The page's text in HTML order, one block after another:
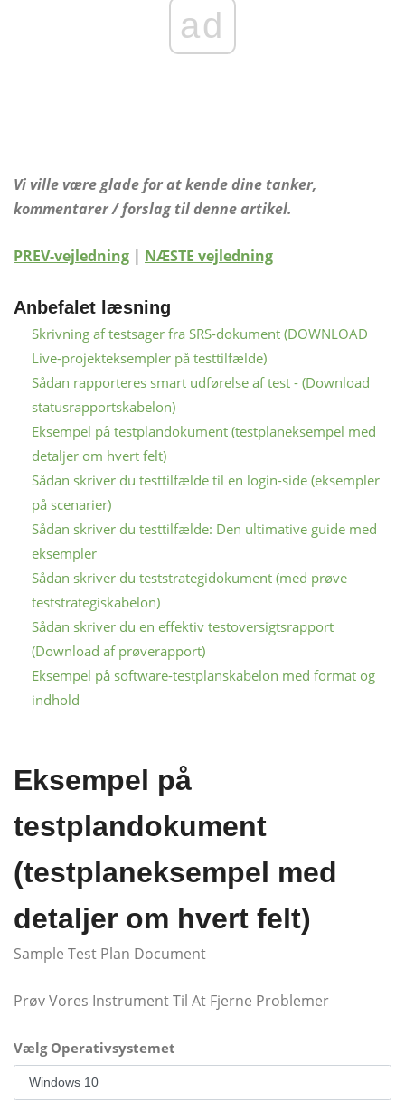
ad
Vi ville være glade for at kende dine tanker,
kommentarer / forslag til denne artikel.
PREV-vejledning | NÆSTE vejledning
Anbefalet læsning
Skrivning af testsager fra SRS-dokument (DOWNLOAD
Live-projekteksempler på testtilfælde)
Sådan rapporteres smart udførelse af test - (Download
statusrapportskabelon)
Eksempel på testplandokument (testplaneksempel med
detaljer om hvert felt)
Sådan skriver du testtilfælde til en login-side (eksempler
på scenarier)
Sådan skriver du testtilfælde: Den ultimative guide med
eksempler
Sådan skriver du teststrategidokument (med prøve
teststrategiskabelon)
Sådan skriver du en effektiv testoversigtsrapport
(Download af prøverapport)
Eksempel på software-testplanskabelon med format og
indhold
Eksempel på
testplandokument
(testplaneksempel med
detaljer om hvert felt)
Sample Test Plan Document
Prøv Vores Instrument Til At Fjerne Problemer
Vælg Operativsystemet